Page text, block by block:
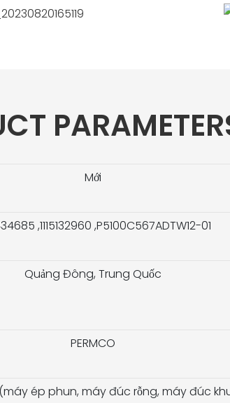
Mới
,1115132960 ,P5100C567ADTW12-01
Quảng Đông, Trung Quốc
PERMCO
ép phun, máy đúc rỗng, máy đúc